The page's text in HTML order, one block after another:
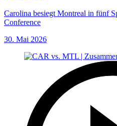
Carolina besiegt Montreal in fünf
Conference
30. Mai 2026